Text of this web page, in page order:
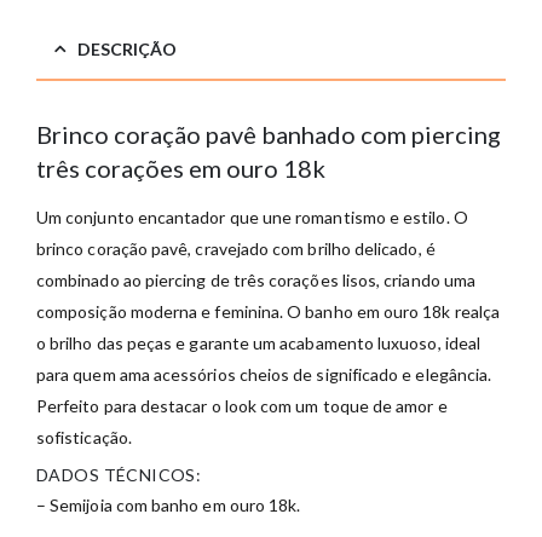
DESCRIÇÃO
Brinco coração pavê banhado com piercing
três corações em ouro 18k
Um conjunto encantador que une romantismo e estilo. O
brinco coração pavê, cravejado com brilho delicado, é
combinado ao piercing de três corações lisos, criando uma
composição moderna e feminina. O banho em ouro 18k realça
o brilho das peças e garante um acabamento luxuoso, ideal
para quem ama acessórios cheios de significado e elegância.
Perfeito para destacar o look com um toque de amor e
sofisticação.
DADOS TÉCNICOS:
– Semijoia com banho em ouro 18k.